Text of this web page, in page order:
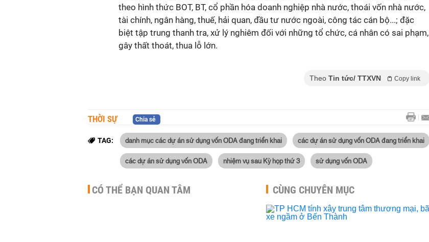
theo hình thức BOT, BT, cổ phần hóa doanh nghiệp nhà nước, thoái vốn nhà nước,
tài chính, ngân hàng, thuế, hải quan, đầu tư nước ngoài, công tác cán bộ...; đặc
biệt tập trung thanh tra, xử lý nghiêm đối với những tổ chức, cá nhân có sai phạm,
gây thất thoát, thua lỗ lớn.
Theo Tin tức/ TTXVN Copy link
THỜI SỰ Chia sẻ
TAG: danh mục các dự án sử dụng vốn ODA đang triển khai các dự án sử dụng vốn ODA đang triển khai
các dự án sử dụng vốn ODA nhiệm vụ sau Kỳ họp thứ 3 sử dụng vốn ODA
CÓ THỂ BẠN QUAN TÂM CÙNG CHUYÊN MỤC